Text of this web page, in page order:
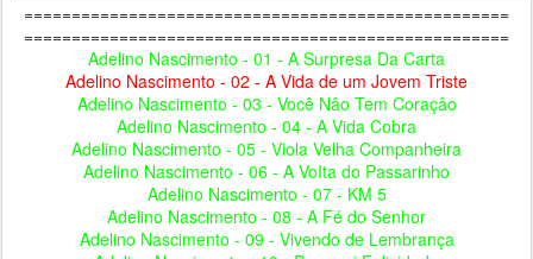
===================================================
===================================================
Adelino Nascimento - 01 - A Surpresa Da Carta
Adelino Nascimento - 02 - A Vida de um Jovem Triste
Adelino Nascimento - 03 - Você Nâo Tem Coraçâo
Adelino Nascimento - 04 - A Vida Cobra
Adelino Nascimento - 05 - Viola Velha Companheira
Adelino Nascimento - 06 - A VoIta do Passarinho
Adelino Nascimento - 07 - KM 5
Adelino Nascimento - 08 - A Fé do Senhor
Adelino Nascimento - 09 - Vivendo de Lembrança